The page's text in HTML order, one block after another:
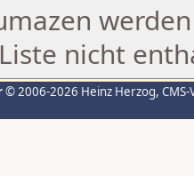
nicht
© 2006-2026 Heinz Herzog,